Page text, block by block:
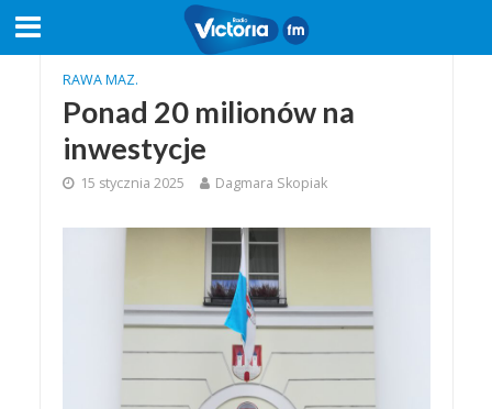
RAWA MAZ.
Ponad 20 milionów na
inwestycje
15 stycznia 2025 Dagmara Skopiak